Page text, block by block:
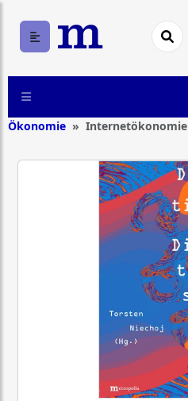
Ökonomie Internetökonomie